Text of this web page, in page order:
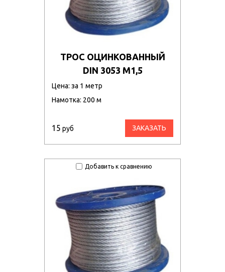
ТРОС ОЦИНКОВАННЫЙ
DIN 3053 М1,5
Цена: за 1 метр
Намотка: 200 м
15 руб ЗАКАЗАТЬ
Добавить к сравнению